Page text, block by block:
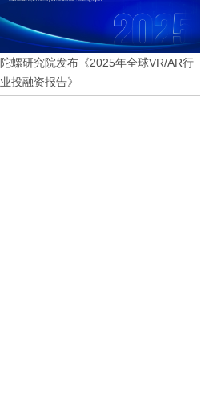
陀螺研究院发布《2025年全球VR/AR行
业投融资报告》